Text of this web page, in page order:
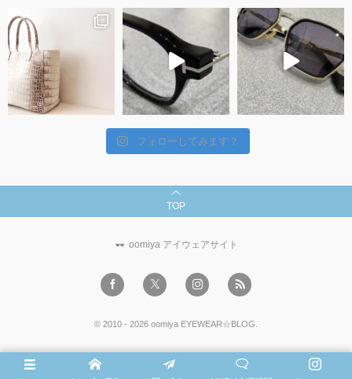
フォローしてみます？
TOP
oomiya アイウェアサイト
© 2010 - 2026 oomiya EYEWEAR☆BLOG